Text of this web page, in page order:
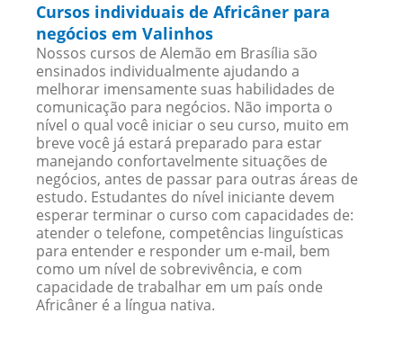
Cursos individuais de Africâner para
negócios em Valinhos
Nossos cursos de Alemão em Brasília são
ensinados individualmente ajudando a
melhorar imensamente suas habilidades de
comunicação para negócios. Não importa o
nível o qual você iniciar o seu curso, muito em
breve você já estará preparado para estar
manejando confortavelmente situações de
negócios, antes de passar para outras áreas de
estudo. Estudantes do nível iniciante devem
esperar terminar o curso com capacidades de:
atender o telefone, competências linguísticas
para entender e responder um e-mail, bem
como um nível de sobrevivência, e com
capacidade de trabalhar em um país onde
Africâner é a língua nativa.